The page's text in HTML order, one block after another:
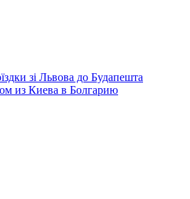
зі Львова до Будапешта
из Киева в Болгарию